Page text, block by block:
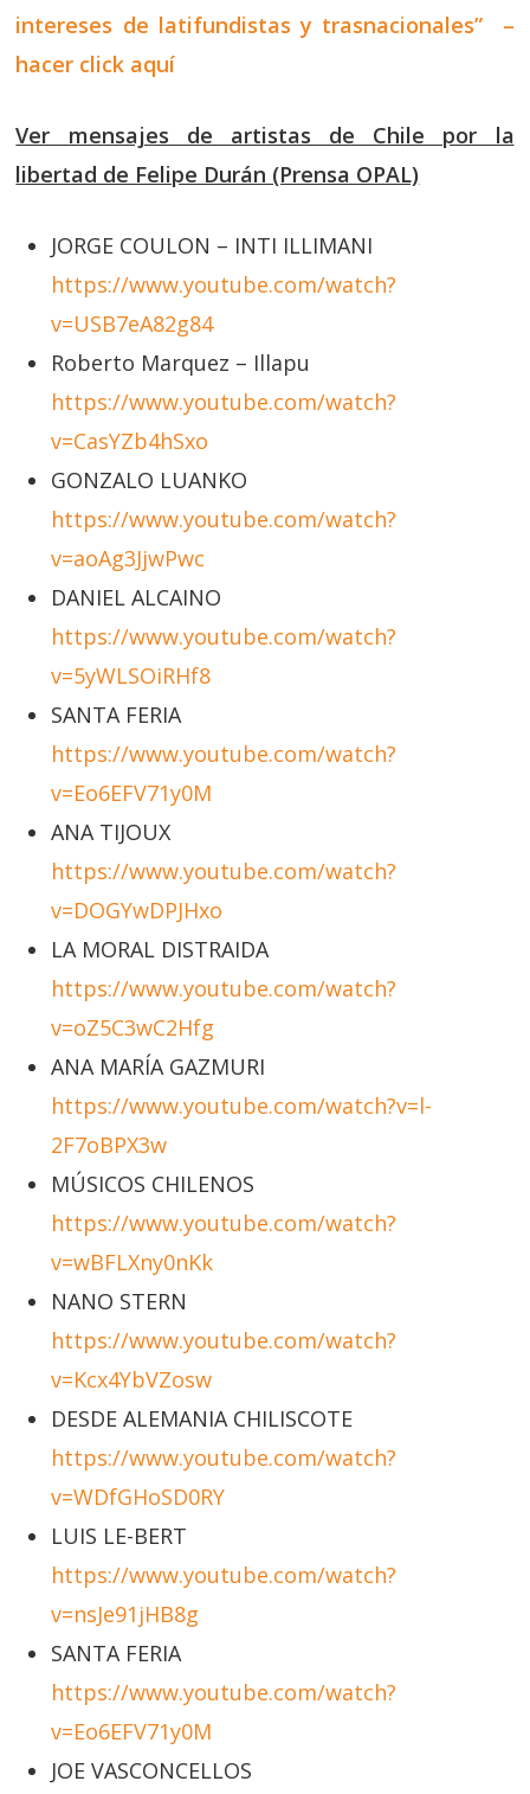
intereses de latifundistas y trasnacionales” –
hacer click aquí
Ver mensajes de artistas de Chile por la
libertad de Felipe Durán (Prensa OPAL)
JORGE COULON – INTI ILLIMANI
https://www.youtube.com/watch?
v=USB7eA82g84
Roberto Marquez – Illapu
https://www.youtube.com/watch?
v=CasYZb4hSxo
GONZALO LUANKO
https://www.youtube.com/watch?
v=aoAg3JjwPwc
DANIEL ALCAINO
https://www.youtube.com/watch?
v=5yWLSOiRHf8
SANTA FERIA
https://www.youtube.com/watch?
v=Eo6EFV71y0M
ANA TIJOUX
https://www.youtube.com/watch?
v=DOGYwDPJHxo
LA MORAL DISTRAIDA
https://www.youtube.com/watch?
v=oZ5C3wC2Hfg
ANA MARÍA GAZMURI
https://www.youtube.com/watch?v=l-
2F7oBPX3w
MÚSICOS CHILENOS
https://www.youtube.com/watch?
v=wBFLXny0nKk
NANO STERN
https://www.youtube.com/watch?
v=Kcx4YbVZosw
DESDE ALEMANIA CHILISCOTE
https://www.youtube.com/watch?
v=WDfGHoSD0RY
LUIS LE-BERT
https://www.youtube.com/watch?
v=nsJe91jHB8g
SANTA FERIA
https://www.youtube.com/watch?
v=Eo6EFV71y0M
JOE VASCONCELLOS